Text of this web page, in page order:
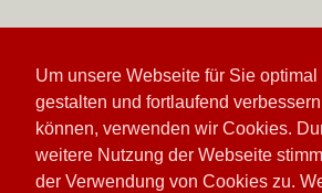
Um unsere Webseite für Sie optimal
gestalten und fortlaufend
können, verwenden wir Cookies.
weitere Nutzung der Webseite
der Verwendung von Cookies zu.